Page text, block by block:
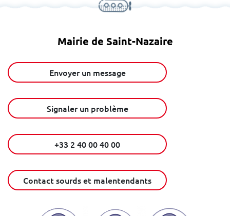
Mairie de Saint-Nazaire
Envoyer un message
Signaler un problème
+33 2 40 00 40 00
Contact sourds et malentendants